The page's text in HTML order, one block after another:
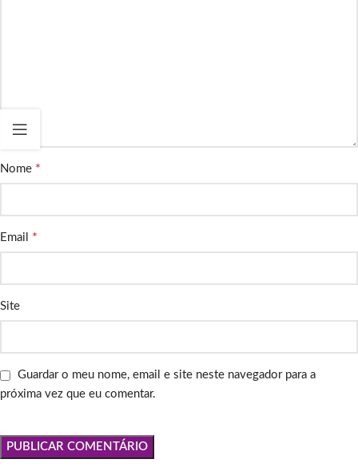
Nome *
Email *
Site
Guardar o meu nome, email e site neste navegador para a
próxima vez que eu comentar.